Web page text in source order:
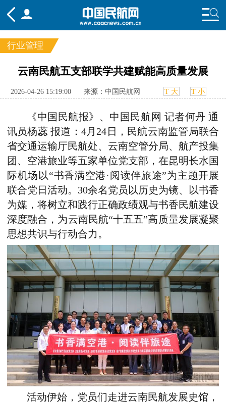
频道
国内 国际
行业
行业管理
云南民航五支部联学共建赋能高质量发展
2026-04-26 15:19:00 来源：中国民航网 T 大 T 小
《中国民航报》、中国民航网 记者何丹 通
讯员杨蕊 报道：4月24日，民航云南监管局联合
省交通运输厅民航处、云南空管分局、航产投集
团、空港旅业等五家单位党支部，在昆明长水国
际机场以“书香满空港·阅读伴旅途”为主题开展
联合党日活动。30余名党员以历史为镜、以书香
为媒，将树立和践行正确政绩观与书香民航建设
深度融合，为云南民航“十五五”高质量发展凝聚
思想共识与行动合力。
活动伊始，党员们走进云南民航发展史馆，